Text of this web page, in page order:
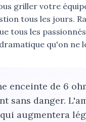
griller votre
tous les jours.
tous les
qu'on ne
enceinte de 6
sans danger.
augmentera